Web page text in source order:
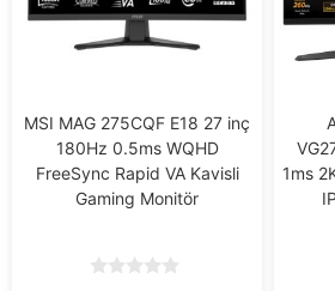
MSI MAG 275CQF E18 27 inç
180Hz 0.5ms WQHD
FreeSync Rapid VA Kavisli
Gaming Monitör
1ms